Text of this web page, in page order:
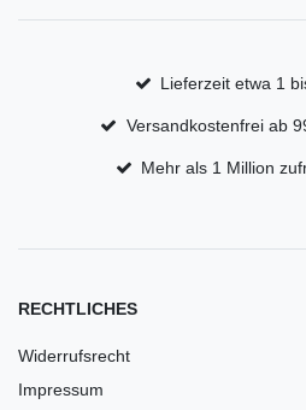
Lieferzeit etwa 1
Versandkostenfrei ab
Mehr als 1 Million
RECHTLICHES
Widerrufsrecht
Impressum